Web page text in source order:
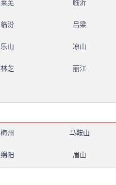
莱芜 临沂
临汾 吕梁
乐山 凉山
林芝 丽江
梅州 马鞍山
绵阳 眉山